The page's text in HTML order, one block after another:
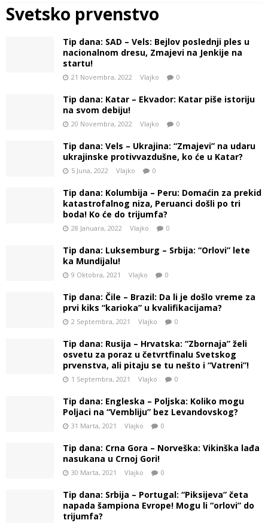
Svetsko prvenstvo
Tip dana: SAD – Vels: Bejlov poslednji ples u
nacionalnom dresu, Zmajevi na Jenkije na
startu!
21 Novembra, 2022 Vlajko 0
Tip dana: Katar – Ekvador: Katar piše istoriju
na svom debiju!
20 Novembra, 2022 Vlajko 0
Tip dana: Vels – Ukrajina: “Zmajevi” na udaru
ukrajinske protivvazdušne, ko će u Katar?
5 Juna, 2022 Vlajko 0
Tip dana: Kolumbija – Peru: Domaćin za prekid
katastrofalnog niza, Peruanci došli po tri
boda! Ko će do trijumfa?
28 Januara, 2022 Vlajko 0
Tip dana: Luksemburg – Srbija: “Orlovi” lete
ka Mundijalu!
9 Oktobra, 2021 Vlajko 0
Tip dana: Čile – Brazil: Da li je došlo vreme za
prvi kiks “karioka” u kvalifikacijama?
2 Septembra, 2021 Vlajko 0
Tip dana: Rusija – Hrvatska: “Zbornaja” želi
osvetu za poraz u četvrtfinalu Svetskog
prvenstva, ali pitaju se tu nešto i “Vatreni”!
1 Septembra, 2021 Vlajko 0
Tip dana: Engleska – Poljska: Koliko mogu
Poljaci na “Vembliju” bez Levandovskog?
31 Marta, 2021 Vlajko 0
Tip dana: Crna Gora – Norveška: Vikinška lađa
nasukana u Crnoj Gori!
30 Marta, 2021 Vlajko 0
Tip dana: Srbija – Portugal: “Piksijeva” četa
napada šampiona Evrope! Mogu li “orlovi” do
trijumfa?